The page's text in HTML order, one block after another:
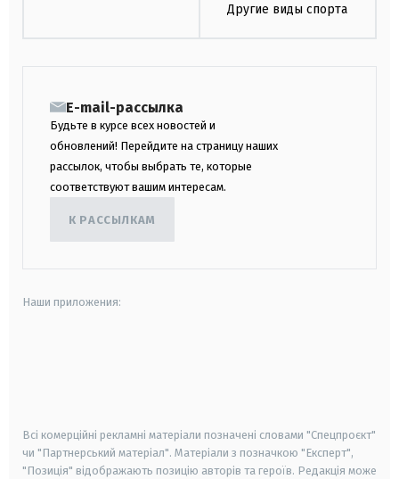
Другие виды спорта
E-mail-рассылка
Будьте в курсе всех новостей и
обновлений! Перейдите на страницу наших
рассылок, чтобы выбрать те, которые
соответствуют вашим интересам.
К РАССЫЛКАМ
Наши приложения:
Всі комерційні рекламні матеріали позначені словами "Спецпроєкт"
чи "Партнерський матеріал". Матеріали з позначкою "Експерт",
"Позиція" відображають позицію авторів та героїв. Редакція може